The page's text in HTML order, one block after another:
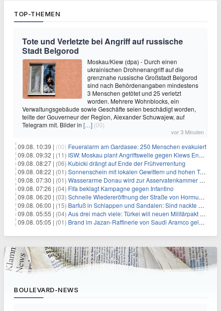
TOP-THEMEN
Tote und Verletzte bei Angriff auf russische
Stadt Belgorod
Moskau/Kiew (dpa) - Durch einen
ukrainischen Drohnenangriff auf die
grenznahe russische Großstadt Belgorod
sind nach Behördenangaben mindestens
3 Menschen getötet und 25 verletzt
worden. Mehrere Wohnblocks, ein
Verwaltungsgebäude sowie Geschäfte seien beschädigt worden,
teilte der Gouverneur der Region, Alexander Schuwajew, auf
Telegram mit. Bilder in […] (00)
vor 3 Minuten
09.08. 10:39 | (00) Feueralarm am Gardasee: 250 Menschen evakuiert
09.08. 09:32 | (11) ISW: Moskau plant Angriffswelle gegen Kiews Energieinfrastruktur
09.08. 08:27 | (06) Kubicki drängt auf Ende der Frühverrentung
09.08. 08:22 | (01) Sonnenschein mit lokalen Gewittern und hohen Temperaturen
09.08. 07:30 | (01) Wasserarme Donau wird zur Asservatenkammer der Geschichte
09.08. 07:26 | (04) Fifa beklagt Kampagne gegen Infantino
09.08. 06:20 | (03) Schnelle Wiedereröffnung der Straße von Hormus ungewiss
09.08. 06:00 | (15) Barfuß in Schlappen und Sandalen: Sind nackte Füße eklig?
09.08. 05:55 | (04) Aus drei mach viele: Türkei will neuen Militärpakt erweitern
09.08. 05:05 | (01) Brand im Jazan-Raffinerie von Saudi Aramco gelöscht: Auswirkungen auf die Energiemärkte
BOULEVARD-NEWS